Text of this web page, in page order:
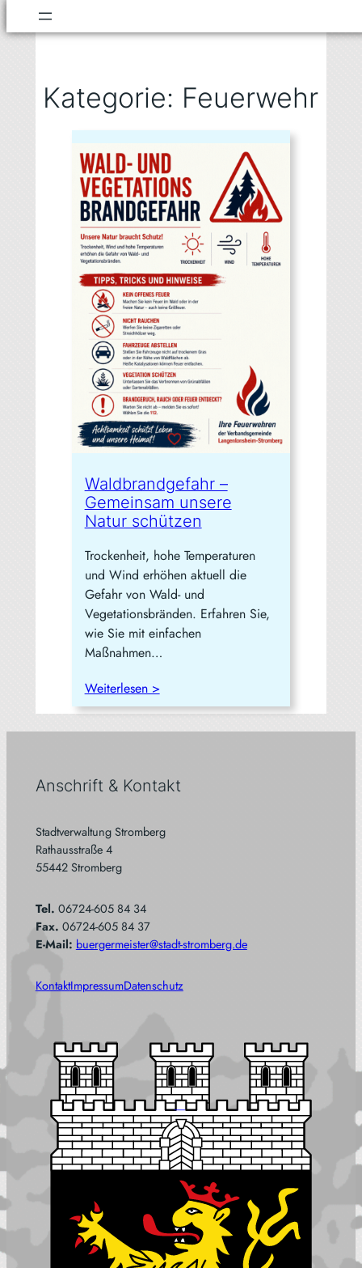
Zum
Kategorie: Feuerwehr
Waldbrandgefahr –
Gemeinsam unsere
Natur schützen
Trockenheit, hohe Temperaturen
und Wind erhöhen aktuell die
Gefahr von Wald- und
Vegetationsbränden. Erfahren Sie,
wie Sie mit einfachen
Maßnahmen…
Weiterlesen >
Anschrift & Kontakt
Stadtverwaltung Stromberg
Rathausstraße 4
55442 Stromberg
Tel. 06724-605 84 34
Fax. 06724-605 84 37
E-Mail: buergermeister@stadt-stromberg.de
KontaktImpressumDatenschutz